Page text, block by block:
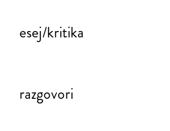
esej/kritika
razgovori